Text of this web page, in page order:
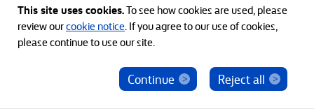
ベインキャピタル社員を騙った投資勧誘にご注意
This site uses cookies.To see how cookies are used, please
review ourcookie notice. If you agree to our use of cookies,
please continue to use our site.
Reject all
Continue